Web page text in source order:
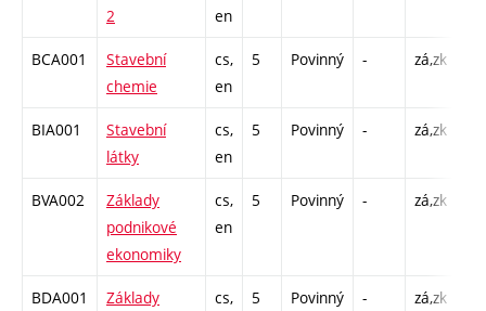
2
en
BCA001
Stavební
chemie
cs,
en
5 Povinný - zá,zk
BIA001
Stavební
látky
cs,
en
5 Povinný - zá,zk
BVA002
Základy
podnikové
ekonomiky
cs,
en
5 Povinný - zá,zk
BDA001
Základy
cs,
5 Povinný - zá,zk